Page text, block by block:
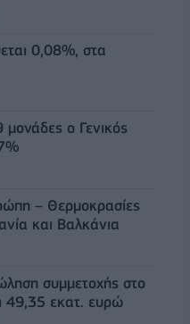
0,08%, στα
μονάδες ο Γενικός
– Θερμοκρασίες
και Βαλκάνια
συμμετοχής στο
49,35 εκατ. ευρώ